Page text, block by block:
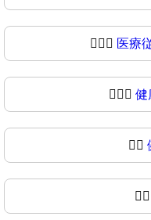
🧑🏿‍⚕️ 医療
🧑🏿‍⚕ 健
👨‍⚕️
👨‍⚕